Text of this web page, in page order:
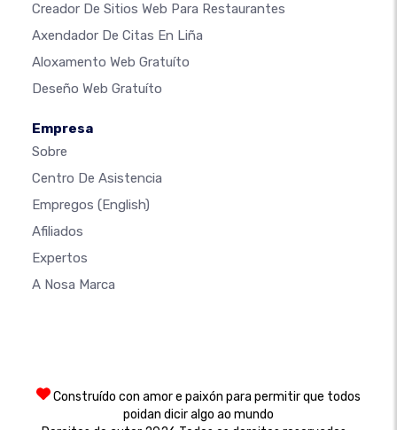
Creador De Sitios Web Para Restaurantes
Axendador De Citas En Liña
Aloxamento Web Gratuíto
Deseño Web Gratuíto
Empresa
Sobre
Centro De Asistencia
Empregos (English)
Afiliados
Expertos
A Nosa Marca
Construído con amor e paixón para permitir que todos
poidan dicir algo ao mundo